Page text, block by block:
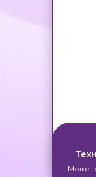
Может